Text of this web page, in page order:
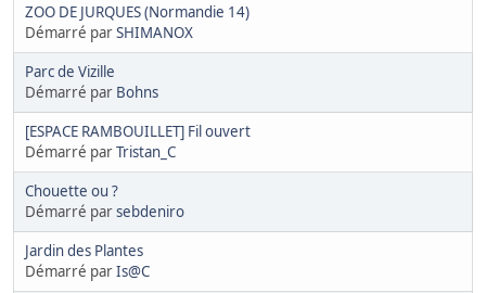
ZOO DE JURQUES (Normandie 14)
Démarré parSHIMANOX
Parc de Vizille
Démarré par Bohns
[ESPACE RAMBOUILLET] Fil ouvert
Démarré parTristan_C
Chouette ou ?
Démarré parsebdeniro
Jardin des Plantes
Démarré parIs@C